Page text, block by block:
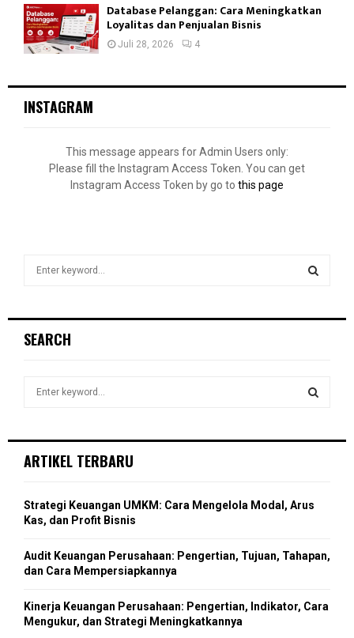
Database Pelanggan: Cara Meningkatkan
Loyalitas dan Penjualan Bisnis
Juli 28, 2026 4
INSTAGRAM
This message appears for Admin Users only:
Please fill the Instagram Access Token. You can get
Instagram Access Token by go to this page
h
R
SEARCH
h
o
r
ARTIKEL TERBARU
Strategi Keuangan UMKM: Cara Mengelola Modal, Arus
Kas, dan Profit Bisnis
Audit Keuangan Perusahaan: Pengertian, Tujuan, Tahapan,
dan Cara Mempersiapkannya
Kinerja Keuangan Perusahaan: Pengertian, Indikator, Cara
Mengukur, dan Strategi Meningkatkannya